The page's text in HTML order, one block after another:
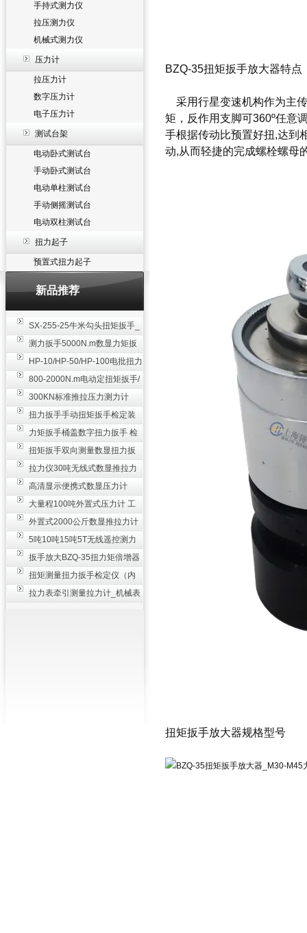
手持式测力仪
拉压测力仪
机械式测力仪
压力计
拉压力计
数字压力计
电子压力计
测试台架
电动卧式测试台
手动卧式测试台
电动单柱测试台
手动侧摇测试台
电动双柱测试台
扭力起子
预置式扭力起子
新品推荐
SX-255-25牛米勾头扭矩扳手_
螺栓紧固扭力扳手
测力扳手5000N.m数显力矩扳
手 非标扭力扳手工业级
HP-10/HP-50/HP-100电批扭力
测试仪,测量仪
800-2000N.m电动定扭矩扳手/
扭矩电动扳手
300KN标准推拉压力测力计
_0.3级数显压力仪
扭力扳手手动扭矩扳手检定装
置 50-100N扳手测量仪器
力矩扳手桶盖数字扭力扳手 检
测瓶盖拧紧扭矩工具
扭矩扳手双向测量数显扭力扳
手 2000N,m力矩扳手价格
拉力仪30吨无线式数显推拉力
计 数字显示测力计80T
高清显示便携式数显压力计
300N500n_手持电子测力计
大量程100吨外置式压力计 工
业用数显测力计价格
外置式2000公斤数显推拉力计
_数字拉力压力测试仪
5吨10吨15吨5T无线遥控测力
计_带遥控电子拉力计数显式
扳手放大BZQ-35扭力矩倍增器
_3500牛米扭力倍力器仪
扭矩测量扭力扳手检定仪（内
置打印） 扭矩检验仪器
拉力表牵引测量拉力计_机械表
BZQ-35扭矩扳手放大器特点
采用行星变速机构作为主
矩，反作用支脚可360º任意
手根据传动比预置好扭,达到
动,从而轻捷的完成螺栓螺母
扭矩扳手放大器规格型号